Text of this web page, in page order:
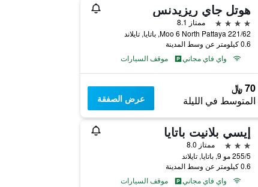
هوتل جاي ريزيدنس
4 نجوم
ممتاز 8.1
221/62 Moo 6 North Pattaya, باتايا, تايلاند
0.6 كيلومتر عن وسط المدينة
واي فاي مجاني
موقف السيارات
70 ﷼
المتوسط في الليلة عرض الصفقة
إيسي بلانيت باتايا
3 نجوم
ممتاز 8.0
255/5 مو 9, باتايا, تايلاند
0.6 كيلومتر عن وسط المدينة
واي فاي مجاني
موقف السيارات